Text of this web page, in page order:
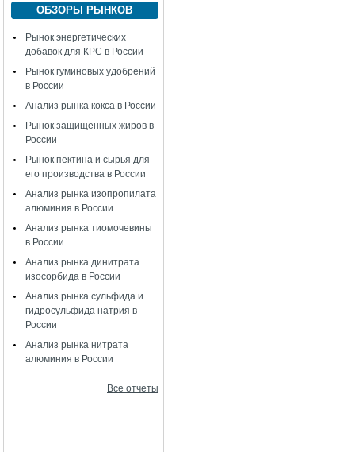
ОБЗОРЫ РЫНКОВ
Рынок энергетических
добавок для КРС в России
Рынок гуминовых удобрений
в России
Анализ рынка кокса в России
Рынок защищенных жиров в
России
Рынок пектина и сырья для
его производства в России
Анализ рынка изопропилата
алюминия в России
Анализ рынка тиомочевины
в России
Анализ рынка динитрата
изосорбида в России
Анализ рынка сульфида и
гидросульфида натрия в
России
Анализ рынка нитрата
алюминия в России
Все отчеты